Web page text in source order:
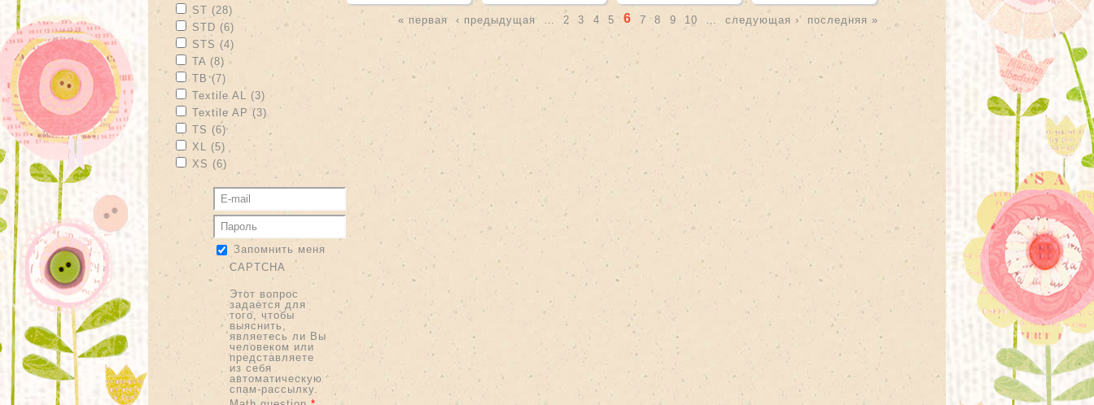
Apply ST filter
ST (28)
Apply STD filter
STD (6) Apply STD filter
Apply STS filter
STS (4)
Apply TA filter
TA (8) Apply TA filter
Apply TB filter
TB (7) Apply TB filter
Apply Textile AL filter
Textile AL (3) Apply Textile AL filter
Apply Textile AP filter
Textile AP (3) Apply Textile AP filter
Apply TS filter
TS (6)Apply TS filter
Apply XL filter
XL (5) Apply XL filter
Apply XS filter
XS (6)
Запомнить меня
CAPTCHA
Этот вопрос
задается для
того, чтобы
выяснить,
являетесь ли Вы
человеком или
представляете
из себя
автоматическую
спам-рассылку.
Страницы
« первая ‹ предыдущая 2 3 4 5 6 7 8 9 10 следующая › последняя »